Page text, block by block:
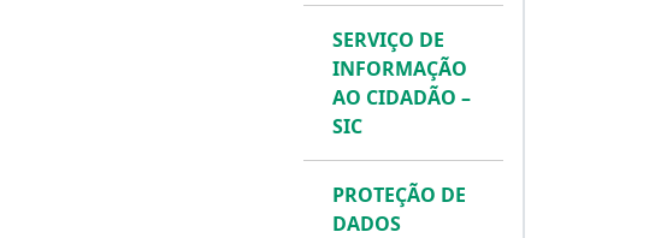
SERVIÇO DE
INFORMAÇÃO
AO CIDADÃO –
SIC
PROTEÇÃO DE
DADOS